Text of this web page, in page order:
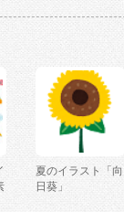
夏のイラスト「向
日葵」